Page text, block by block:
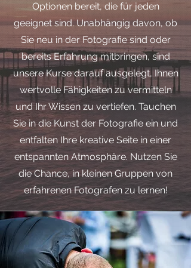
Optionen bereit, die für jeden
geeignet sind. Unabhängig davon, ob
Sie neu in der Fotografie sind oder
bereits Erfahrung mitbringen, sind
unsere Kurse darauf ausgelegt, Ihnen
wertvolle Fähigkeiten zu vermitteln
und Ihr Wissen zu vertiefen. Tauchen
Sie in die Kunst der Fotografie ein und
entfalten Ihre kreative Seite in einer
entspannten Atmosphäre. Nutzen Sie
die Chance, in kleinen Gruppen von
erfahrenen Fotografen zu lernen!